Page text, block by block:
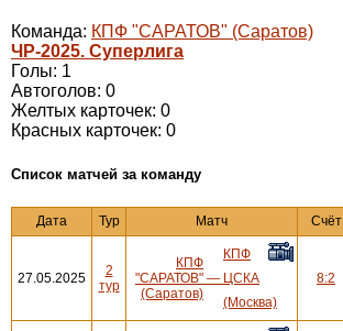
Команда: КПФ "САРАТОВ" (Саратов)
ЧР-2025. Суперлига
Голы: 1
Автоголов: 0
Желтых карточек: 0
Красных карточек: 0
Cписок матчей за команду
Дата Тур Матч Счёт
27.05.2025
2
тур
КПФ
"САРАТОВ"
(Саратов)
—
КПФ
ЦСКА
(Москва)
8:2